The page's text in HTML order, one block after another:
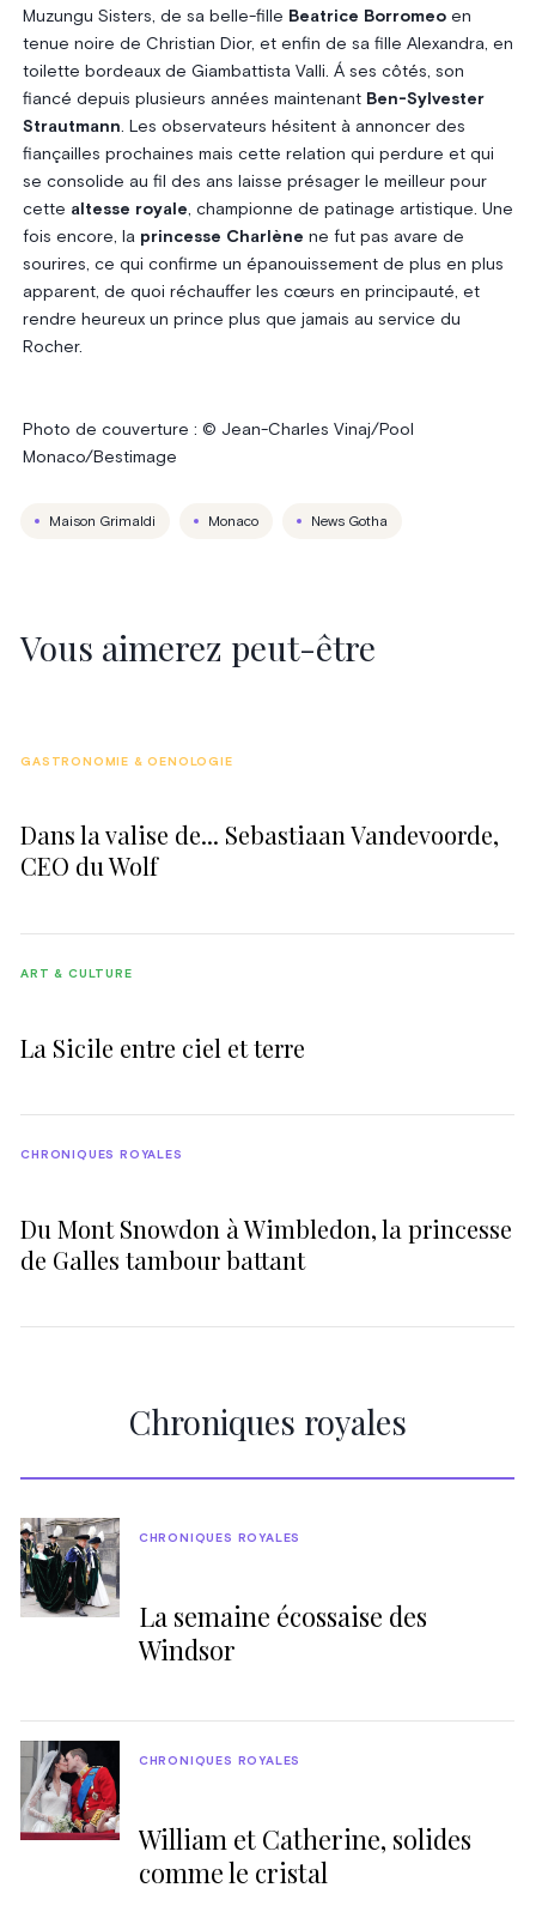
Muzungu Sisters, de sa belle-fille Beatrice Borromeoen
tenue noire de Christian Dior, et enfin de sa fille Alexandra, en
toilette bordeaux de Giambattista Valli. Á ses côtés, son
fiancé depuis plusieurs années maintenant Ben-Sylvester
Strautmann. Les observateurs hésitent à annoncer des
fiançailles prochaines mais cette relation qui perdure et qui
se consolide au fil des ans laisse présager le meilleur pour
cette altesse royale, championne de patinage artistique. Une
fois encore, la princesse Charlène ne fut pas avare de
sourires, ce qui confirme un épanouissement de plus en plus
apparent, de quoi réchauffer les cœurs en principauté, et
rendre heureux un prince plus que jamais au service du
Rocher.
Photo de couverture : © Jean-Charles Vinaj/Pool
Monaco/Bestimage
Maison Grimaldi Monaco News Gotha
Vous aimerez peut-être
Dans la valise de... Sebastiaan Vandevoorde,
CEO du Wolf
GASTRONOMIE & OENOLOGIE
La Sicile entre ciel et terre
ART & CULTURE
Du Mont Snowdon à Wimbledon, la princesse
de Galles tambour battant
CHRONIQUES ROYALES
Chroniques royales
La semaine écossaise des
Windsor
CHRONIQUES ROYALES
William et Catherine, solides
comme le cristal
CHRONIQUES ROYALES